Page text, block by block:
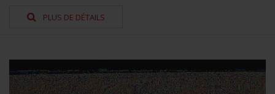
PLUS DE DÉTAILS